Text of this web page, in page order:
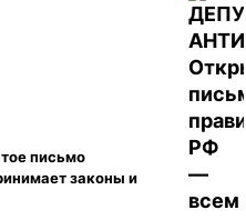
письмо
законы и